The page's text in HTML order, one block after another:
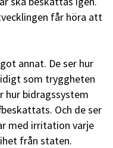
får höra att
annat. De ser hur
som tryggheten
hur bidragssystem
Och de ser
med irritation varje
från staten.